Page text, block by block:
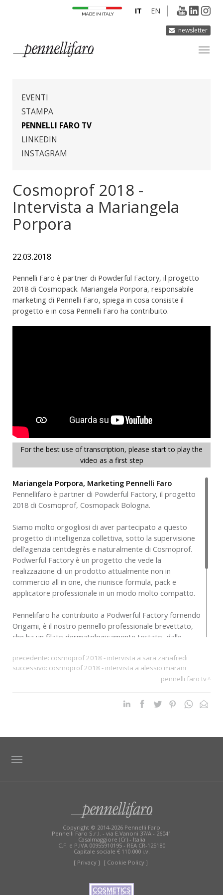
newsletter
EN
IT
PRODOTTI
INNOVAZIONE
DERMOCURA
MEDIA
EVENTI
STAMPA
PENNELLI FARO TV
LINKEDIN
INSTAGRAM
Cosmoprof 2018 -
Intervista a Mariangela
Porpora
22.03.2018
Pennelli Faro è partner di Powderful Factory, il progetto
2018 di Cosmopack. Mariangela Porpora, responsabile
marketing di Pennelli Faro, spiega in cosa consiste il
progetto e in cosa Pennelli Faro ha contribuito.
For the best use of transcription, please start to play the
video as a first step
Mariangela Porpora, Marketing Pennelli Faro
Pennellifaro è partner di Powderful Factory, il progetto
2018 di Cosmoprof, Cosmopack Bologna.
Siamo molto orgogliosi di aver partecipato a questo
progetto di intelligenza collettiva, sotto la supervisione
dell’agenzia centdegrès e naturalmente di Cosmoprof.
Podwerful Factory è un progetto che vede la
realizzazione di un prodotto attualmente non in
commercio all in one, che riunisce formula, pack e
applicatore professionale in un modo molto compatto.
Pennelifaro ha contribuito a Podwerful Factory fornendo
Origami, è il nostro pennello professionale brevettato,
che ha un filato dermatologicamente testato, dalle
conformazione della ghiera che permette di avere un
cuore alleggerito ma comunque di mantenere quella che
è la vaporosità del ciuffo e quindi favorisce quelle che
stato il progetto, tutti i partner che hanno contribuito,
precedente: cosmoprof 2018 - intervista a sara zanafredi
successivo: cosmoprof 2018 - intervista a alessio marani
pennelli faro tv
Copyright © 2014-2026 Pennelli Faro
Pennelli Faro S.r.l. - via E.Vanoni 37/A - 26041
Casalmaggiore (Cr) - Italia
C.F. e P.IVA 00955910195 - REA CR-125180
Capitale sociale € 110.000 i.v.
[ Privacy ] [ Cookie Policy ]